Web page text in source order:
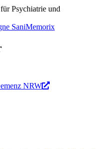
Psychiatrie und
SaniMemorix
NRW